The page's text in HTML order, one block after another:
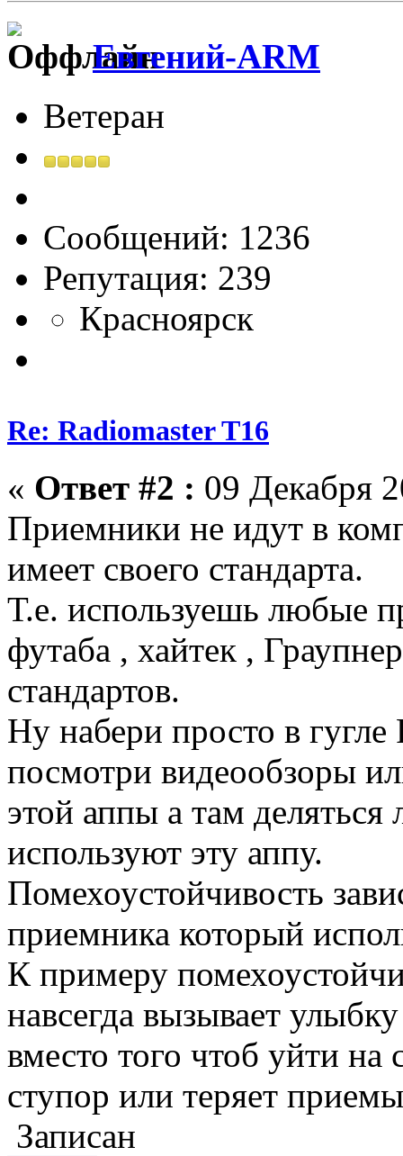
Евгений-ARM
Ветеран
Сообщений: 1236
Репутация: 239
Красноярск
Re: Radiomaster T16
« Ответ #2 : 09 Декабря
Приемники не идут в
имеет своего стандарта.
Т.е. используешь любые
футаба , хайтек ,
стандартов.
Ну набери просто в
посмотри видеообзоры
этой аппы а там
используют эту аппу.
Помехоустойчивость
приемника который
К примеру
навсегда вызывает
вместо того чтоб уйти на
ступор или теряет
Записан